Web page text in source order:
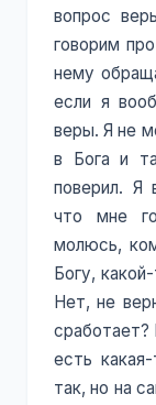
вопрос
говорим
нему
если я
веры. Я не
в Бога и
поверил. Я
что мне
молюсь,
Богу,
Нет, не
есть
так, но на